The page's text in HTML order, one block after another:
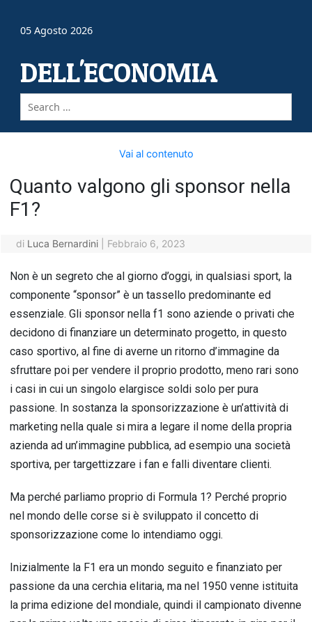
05 Agosto 2026
DELL'ECONOMIA
Vai al contenuto
Quanto valgono gli sponsor nella
F1?
di Luca Bernardini Febbraio 6, 2023
Non è un segreto che al giorno d’oggi, in qualsiasi sport, la
componente “sponsor” è un tassello predominante ed
essenziale. Gli sponsor nella f1 sono aziende o privati che
decidono di finanziare un determinato progetto, in questo
caso sportivo, al fine di averne un ritorno d’immagine da
sfruttare poi per vendere il proprio prodotto, meno rari sono
i casi in cui un singolo elargisce soldi solo per pura
passione. In sostanza la sponsorizzazione è un’attività di
marketing nella quale si mira a legare il nome della propria
azienda ad un’immagine pubblica, ad esempio una società
sportiva, per targettizzare i fan e falli diventare clienti.
Ma perché parliamo proprio di Formula 1? Perché proprio
nel mondo delle corse si è sviluppato il concetto di
sponsorizzazione come lo intendiamo oggi.
Inizialmente la F1 era un mondo seguito e finanziato per
passione da una cerchia elitaria, ma nel 1950 venne istituita
la prima edizione del mondiale, quindi il campionato divenne